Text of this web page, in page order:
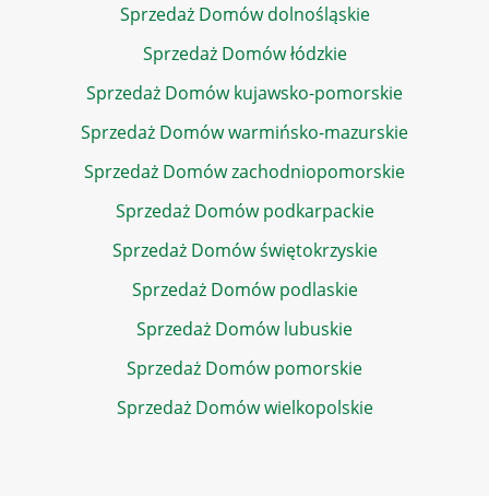
Sprzedaż Domów dolnośląskie
Sprzedaż Domów łódzkie
Sprzedaż Domów kujawsko-pomorskie
Sprzedaż Domów warmińsko-mazurskie
Sprzedaż Domów zachodniopomorskie
Sprzedaż Domów podkarpackie
Sprzedaż Domów świętokrzyskie
Sprzedaż Domów podlaskie
Sprzedaż Domów lubuskie
Sprzedaż Domów pomorskie
Sprzedaż Domów wielkopolskie